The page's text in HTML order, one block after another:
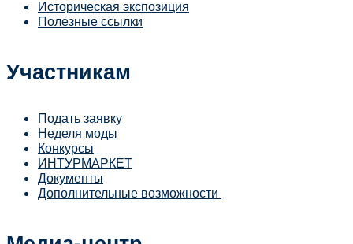
Историческая экспозиция
Полезные ссылки
Участникам
Подать заявку
Неделя моды
Конкурсы
ИНТУРМАРКЕТ
Документы
Дополнительные возможности